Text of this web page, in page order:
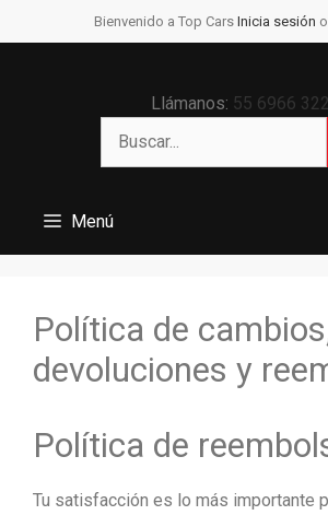
al
Bienvenido a Top Cars Inicia sesión o
Llámanos: 55 6966
Menú
Política de
devoluciones y
Política de
Tu satisfacción es lo más importante